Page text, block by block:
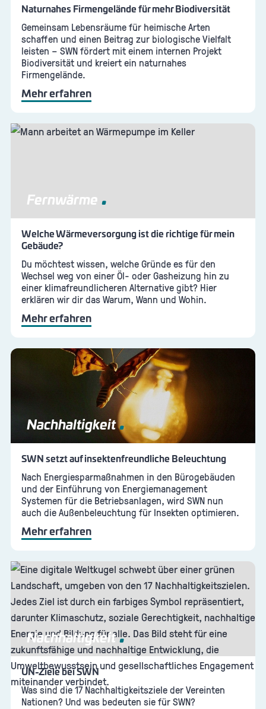
Naturnahes Firmengelände für mehr Biodiversität
Gemeinsam Lebensräume für heimische Arten
schaffen und einen Beitrag zur biologische Vielfalt
leisten – SWN fördert mit einem internen Projekt
Biodiversität und kreiert ein naturnahes
Firmengelände.
Mehr erfahren
Fernwärme
Welche Wärmeversorgung ist die richtige für mein
Gebäude?
Du möchtest wissen, welche Gründe es für den
Wechsel weg von einer Öl- oder Gasheizung hin zu
einer klimafreundlicheren Alternative gibt? Hier
erklären wir dir das Warum, Wann und Wohin.
Mehr erfahren
Nachhaltigkeit
SWN setzt auf insektenfreundliche Beleuchtung
Nach Energiesparmaßnahmen in den Bürogebäuden
und der Einführung von Energiemanagement
Systemen für die Betriebsanlagen, wird SWN nun
auch die Außenbeleuchtung für Insekten optimieren.
Mehr erfahren
Nachhaltigkeit
UN-Ziele bei SWN
Was sind die 17 Nachhaltigkeitsziele der Vereinten
Nationen? Und was bedeuten sie für SWN?